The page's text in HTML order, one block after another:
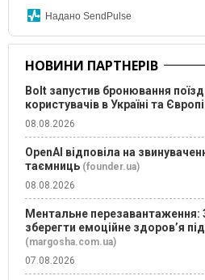
Надано SendPulse
НОВИНИ ПАРТНЕРІВ
Bolt запустив бронювання
користувачів в Україні та Європі
08.08.2026
OpenAI відповіла на
таємниць (founder.ua)
08.08.2026
Ментальне перезавантаження:
зберегти емоційне здоров’я
(margosha.com.ua)
07.08.2026